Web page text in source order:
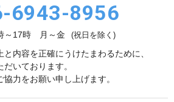
6943-8956
～17時 月～金 (祝日を除く)
内容を正確にうけたまわるために、
いております。
力をお願い申し上げます。